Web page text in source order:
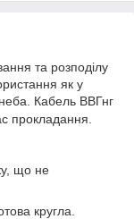
та розподілу
як у
Кабель ВВГнг
прокладання.
що не
кругла.